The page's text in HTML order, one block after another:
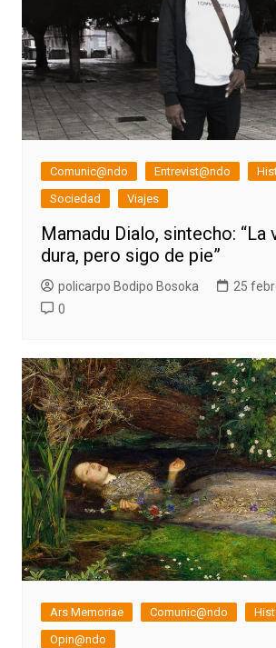
Comunic@ndo Entrevist@ndo
Sociedad
Viajes
Mamadu Dialo, sintecho: “La
dura, pero sigo de pie”
policarpo Bodipo Bosoka
25
0
Ars Memoriae Comunic@ndo
Opin@ndo